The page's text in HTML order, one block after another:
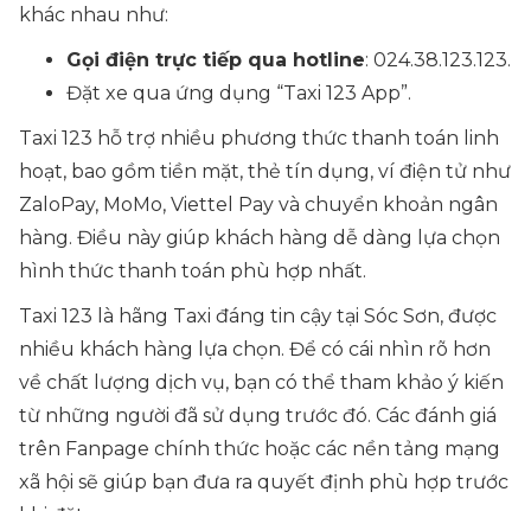
khác nhau như:
Gọi điện trực tiếp qua hotline: 024.38.123.123.
Đặt xe qua ứng dụng “Taxi 123 App”.
Taxi 123 hỗ trợ nhiều phương thức thanh toán linh
hoạt, bao gồm tiền mặt, thẻ tín dụng, ví điện tử như
ZaloPay, MoMo, Viettel Pay và chuyển khoản ngân
hàng. Điều này giúp khách hàng dễ dàng lựa chọn
hình thức thanh toán phù hợp nhất.
Taxi 123 là hãng Taxi đáng tin cậy tại Sóc Sơn, được
nhiều khách hàng lựa chọn. Để có cái nhìn rõ hơn
về chất lượng dịch vụ, bạn có thể tham khảo ý kiến
từ những người đã sử dụng trước đó. Các đánh giá
trên Fanpage chính thức hoặc các nền tảng mạng
xã hội sẽ giúp bạn đưa ra quyết định phù hợp trước